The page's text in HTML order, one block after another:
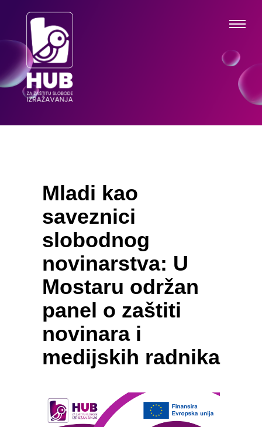
Mladi kao
saveznici
slobodnog
novinarstva: U
Mostaru održan
panel o zaštiti
novinara i
medijskih radnika